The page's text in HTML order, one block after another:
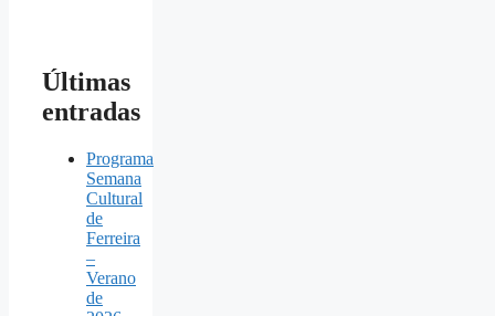
Últimas
entradas
Programa
Semana
Cultural
de
Ferreira
–
Verano
de